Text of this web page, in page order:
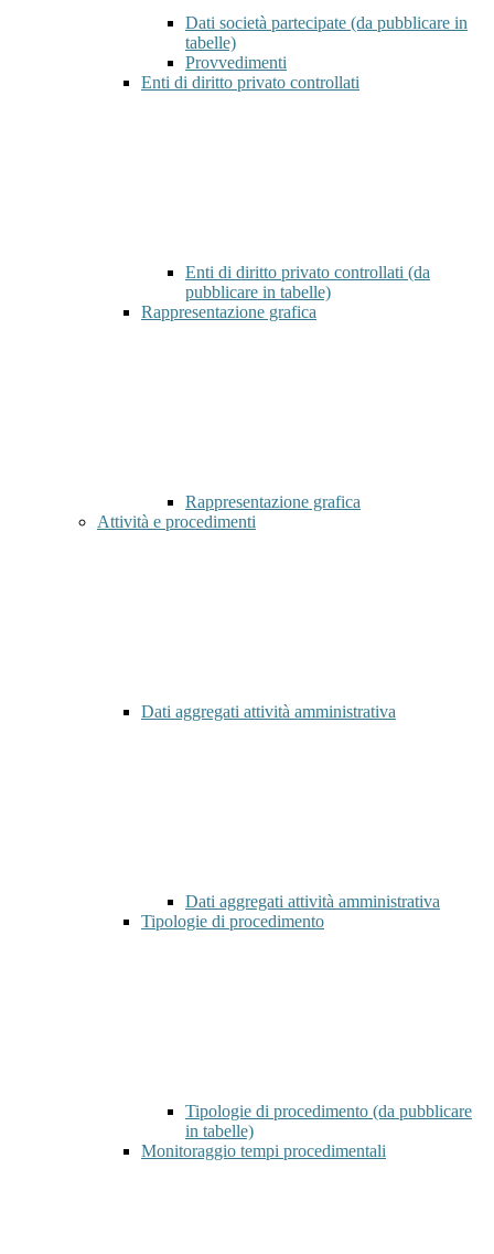
Dati società partecipate (da pubblicare in
tabelle)
Provvedimenti
Enti di diritto privato controllati
Enti di diritto privato controllati (da
pubblicare in tabelle)
Rappresentazione grafica
Rappresentazione grafica
Attività e procedimenti
Dati aggregati attività amministrativa
Dati aggregati attività amministrativa
Tipologie di procedimento
Tipologie di procedimento (da pubblicare
in tabelle)
Monitoraggio tempi procedimentali